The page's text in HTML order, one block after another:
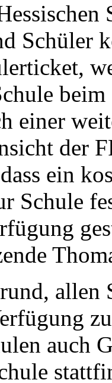
Schüler
einer
der
ein
Schule
allen
auch